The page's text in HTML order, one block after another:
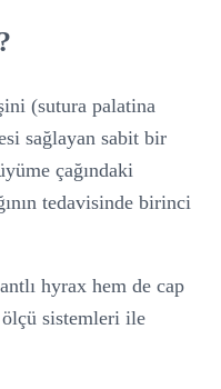
(sutura palatina
sağlayan sabit bir
çağındaki
tedavisinde birinci
hyrax hem de cap
sistemleri ile